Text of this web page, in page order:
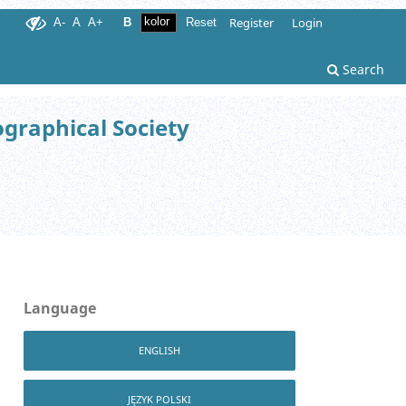
Search
Society
A- A A+ B Reset Register Login
Language
ENGLISH
JĘZYK POLSKI